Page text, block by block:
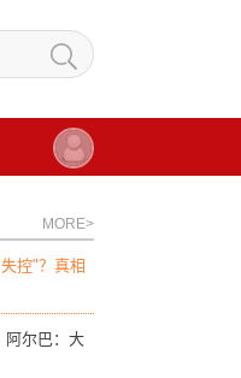
MORE>
控"？真相
阿尔巴：大